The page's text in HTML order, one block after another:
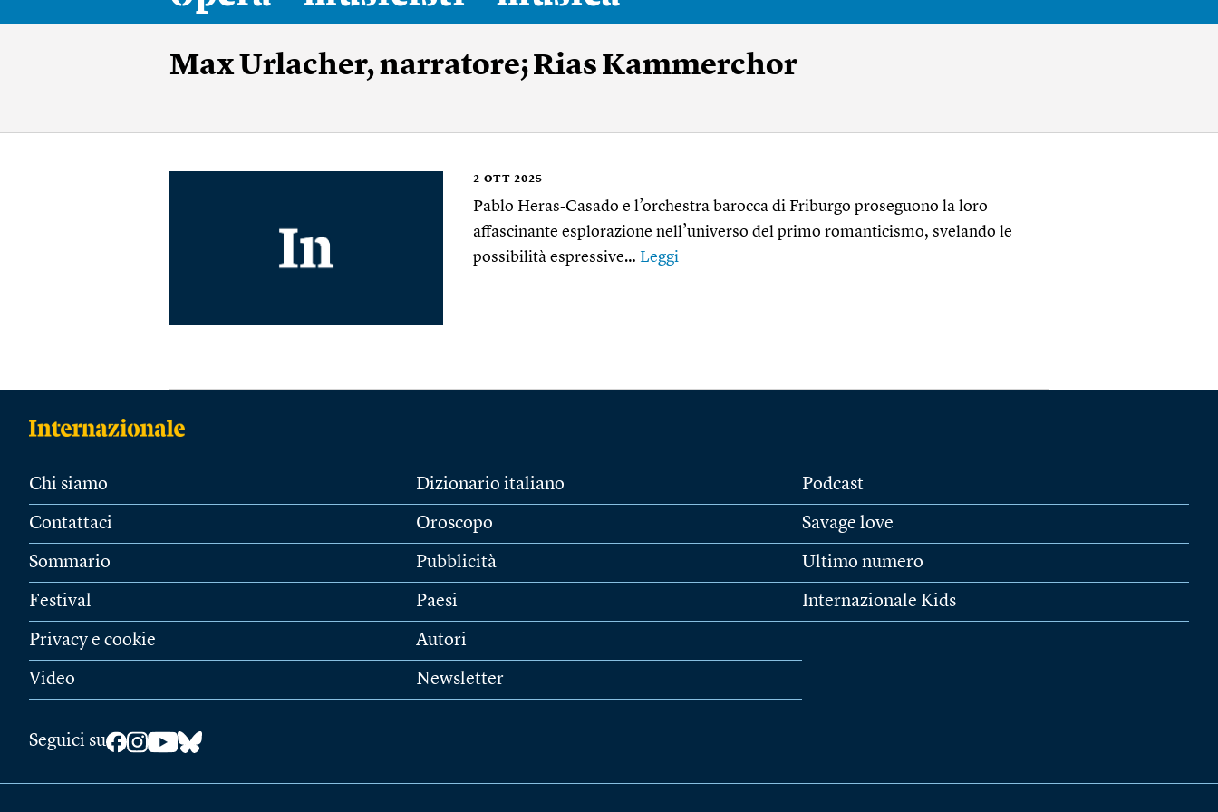
Max Urlacher, narratore; Rias Kammerchor
2 OTT 2025
Pablo Heras-Casado e l’orchestra barocca di Friburgo proseguono la loro
affascinante esplorazione nell’universo del primo romanticismo, svelando le
possibilità espressive… Leggi
Chi siamo
Contattaci
Sommario
Festival
Privacy e cookie
Video
Dizionario italiano
Oroscopo
Pubblicità
Paesi
Autori
Newsletter
Podcast
Savage love
Ultimo numero
Internazionale Kids
Seguici su